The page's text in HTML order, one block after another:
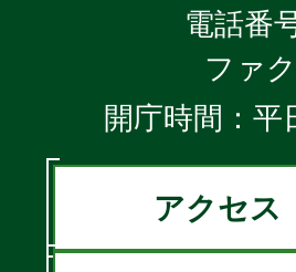
電話番
ファ
開庁時間：平
アクセス